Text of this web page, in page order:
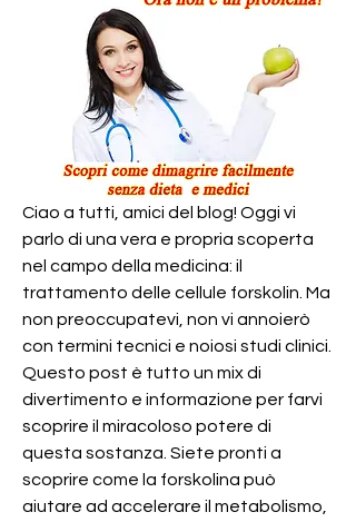
Ciao a tutti, amici del blog! Oggi vi
parlo di una vera e propria scoperta
nel campo della medicina: il
trattamento delle cellule forskolin. Ma
non preoccupatevi, non vi annoierò
con termini tecnici e noiosi studi clinici.
Questo post è tutto un mix di
divertimento e informazione per farvi
scoprire il miracoloso potere di
questa sostanza. Siete pronti a
scoprire come la forskolina può
aiutare ad accelerare il metabolismo,